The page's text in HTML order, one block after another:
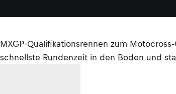
MXGP-Qualifikationsrennen zum
schnellste Rundenzeit in den Boden und